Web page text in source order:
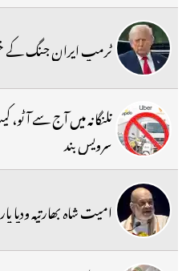
ٹرمپ ایران جنگ کے
تلنگانہ میں آج سے آٹو،
سرویس بند
امیت شاہ بھارتیہ ودیا پار مہوتسو 2026ء